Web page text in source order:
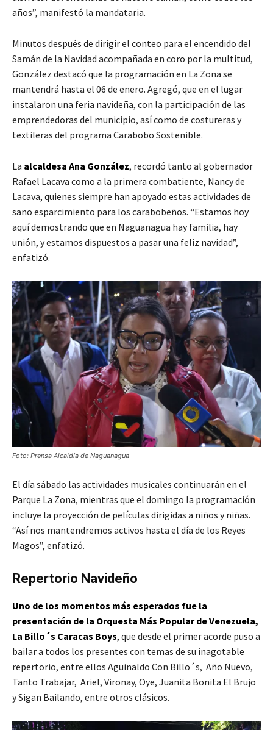
años”, manifestó la mandataria.
Minutos después de dirigir el conteo para el encendido del
Samán de la Navidad acompañada en coro por la multitud,
González destacó que la programación en La Zona se
mantendrá hasta el 06 de enero. Agregó, que en el lugar
instalaron una feria navideña, con la participación de las
emprendedoras del municipio, así como de costureras y
textileras del programa Carabobo Sostenible.
La alcaldesa Ana González, recordó tanto al gobernador
Rafael Lacava como a la primera combatiente, Nancy de
Lacava, quienes siempre han apoyado estas actividades de
sano esparcimiento para los carabobeños. “Estamos hoy
aquí demostrando que en Naguanagua hay familia, hay
unión, y estamos dispuestos a pasar una feliz navidad”,
enfatizó.
Foto: Prensa Alcaldía de Naguanagua
El día sábado las actividades musicales continuarán en el
Parque La Zona, mientras que el domingo la programación
incluye la proyección de películas dirigidas a niños y niñas.
“Así nos mantendremos activos hasta el día de los Reyes
Magos”, enfatizó.
Repertorio Navideño
Uno de los momentos más esperados fue la
presentación de la Orquesta Más Popular de Venezuela,
La Billo´s Caracas Boys, que desde el primer acorde puso a
bailar a todos los presentes con temas de su inagotable
repertorio, entre ellos Aguinaldo Con Billo´s, Año Nuevo,
Tanto Trabajar, Ariel, Vironay, Oye, Juanita Bonita El Brujo
y Sigan Bailando, entre otros clásicos.